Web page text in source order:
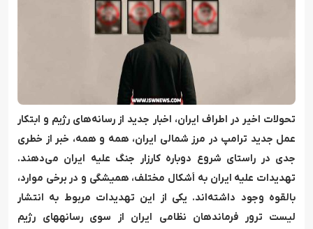
تحولات اخیر در اطراف ایران، اخبار جدید از رسانه‌های رژیم و ابتکار
عمل جدید ترامپ در مرز شمالی ایران، همه و همه، خبر از خطری
جدی در راستای شروع دوباره کارزار جنگ علیه ایران می‌دهند.
تهدیدات علیه ایران به اَشکال مختلف، همیشگی و در برخی موارد،
بالقوه وجود داشته‌اند. یکی از این تهدیدات مربوط به انتشار
لیست ترور فرماندهان نظامی ایران از سوی رسانه‎های رژیم